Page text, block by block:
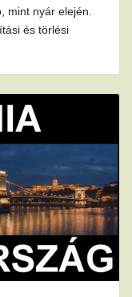
mint nyár elején.
és törlési